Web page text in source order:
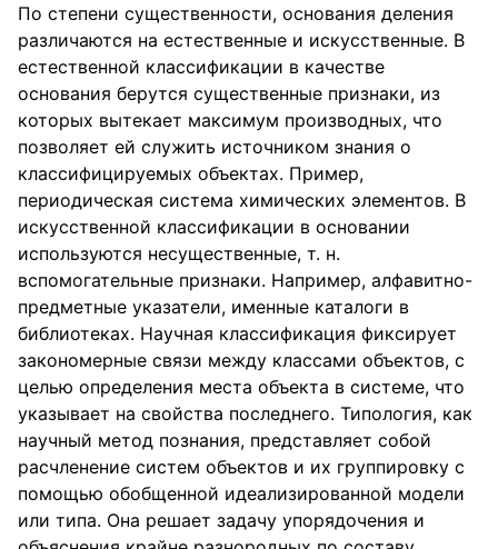
По степени существенности, основания деления
различаются на естественные и искусственные. В
естественной классификации в качестве
основания берутся существенные признаки, из
которых вытекает максимум производных, что
позволяет ей служить источником знания о
классифицируемых объектах. Пример,
периодическая система химических элементов. В
искусственной классификации в основании
используются несущественные, т. н.
вспомогательные признаки. Например, алфавитно-
предметные указатели, именные каталоги в
библиотеках. Научная классификация фиксирует
закономерные связи между классами объектов, с
целью определения места объекта в системе, что
указывает на свойства последнего. Типология, как
научный метод познания, представляет собой
расчленение систем объектов и их группировку с
помощью обобщенной идеализированной модели
или типа. Она решает задачу упорядочения и